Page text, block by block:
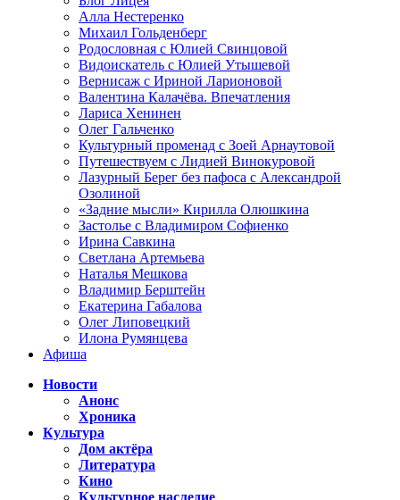
Алла Нестеренко
Михаил Гольденберг
Родословная с Юлией Свинцовой
Видоискатель с Юлией Утышевой
Вернисаж с Ириной Ларионовой
Валентина Калачёва. Впечатления
Лариса Хенинен
Олег Гальченко
Культурный променад с Зоей Арнаутовой
Путешествуем с Лидией Винокуровой
Лазурный Берег без пафоса с Александрой
Озолиной
«Задние мысли» Кирилла Олюшкина
Застолье с Владимиром Софиенко
Ирина Савкина
Светлана Артемьева
Наталья Мешкова
Владимир Берштейн
Екатерина Габалова
Олег Липовецкий
Илона Румянцева
Афиша
Новости
Анонс
Хроника
Культура
Дом актёра
Литература
Кино